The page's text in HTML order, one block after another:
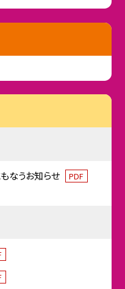
なうお知らせ PDF